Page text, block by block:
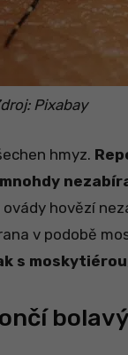
Pixabay
hmyz.
mnohdy
hovězí
v podobě
s moskytiérou